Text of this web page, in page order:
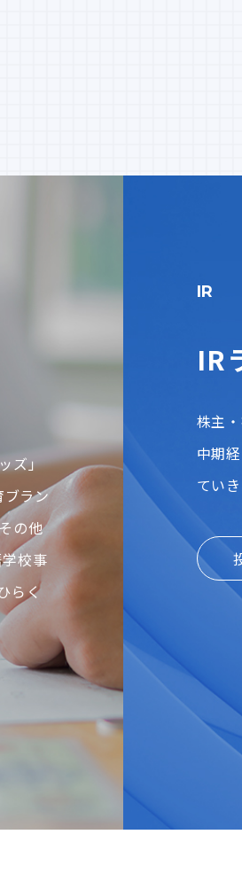
ズ」
ブラン
の他
校事
らく
IR
IR
株主
中期
ていき